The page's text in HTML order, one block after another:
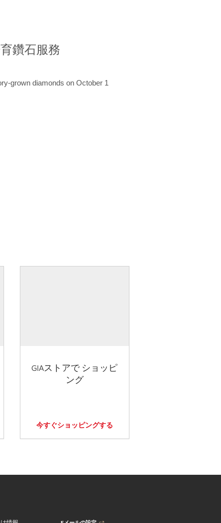
鑽石服務
grown diamonds on October 1
GIAストアで ショッピ
ング
今すぐショッピングする